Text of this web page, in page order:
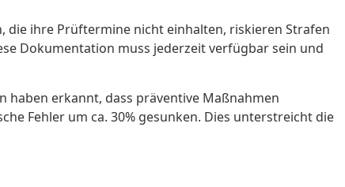
die ihre Prüftermine nicht einhalten, riskieren Strafen
Dokumentation muss jederzeit verfügbar sein und
erkannt, dass präventive Maßnahmen
Fehler um ca. 30% gesunken. Dies unterstreicht die